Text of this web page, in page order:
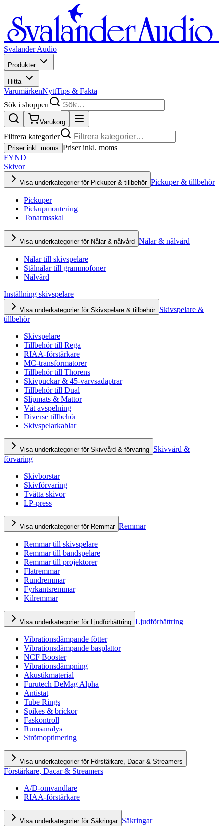
Svalander Audio
Produkter
Hitta
VarumärkenNyttTips & Fakta
Sök i shoppen
Varukorg
Filtrera kategorier
Priser inkl. moms Priser inkl. moms
FYND
Skivor
Visa underkategorier för Pickuper & tillbehör Pickuper & tillbehör
Pickuper
Pickupmontering
Tonarmsskal
Visa underkategorier för Nålar & nålvård Nålar & nålvård
Nålar till skivspelare
Stålnålar till grammofoner
Nålvård
Inställning skivspelare
Visa underkategorier för Skivspelare & tillbehör Skivspelare &
tillbehör
Skivspelare
Tillbehör till Rega
RIAA-förstärkare
MC-transformatorer
Tillbehör till Thorens
Skivpuckar & 45-varvsadaptrar
Tillbehör till Dual
Slipmats & Mattor
Våt avspelning
Diverse tillbehör
Skivspelarkablar
Visa underkategorier för Skivvård & förvaring Skivvård &
förvaring
Skivborstar
Skivförvaring
Tvätta skivor
LP-press
Visa underkategorier för Remmar Remmar
Remmar till skivspelare
Remmar till bandspelare
Remmar till projektorer
Flatremmar
Rundremmar
Fyrkantsremmar
Kilremmar
Visa underkategorier för Ljudförbättring Ljudförbättring
Vibrationsdämpande fötter
Vibrationsdämpande basplattor
NCF Booster
Vibrationsdämpning
Akustikmaterial
Furutech DeMag Alpha
Antistat
Tube Rings
Spikes & brickor
Faskontroll
Rumsanalys
Strömoptimering
Visa underkategorier för Förstärkare, Dacar & Streamers
Förstärkare, Dacar & Streamers
A/D-omvandlare
RIAA-förstärkare
Visa underkategorier för Säkringar Säkringar